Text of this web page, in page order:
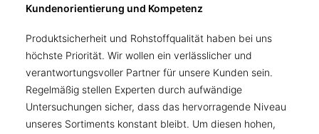
Kundenorientierung und Kompetenz
Produktsicherheit und Rohstoffqualität haben bei uns
höchste Priorität. Wir wollen ein verlässlicher und
verantwortungsvoller Partner für unsere Kunden sein.
Regelmäßig stellen Experten durch aufwändige
Untersuchungen sicher, dass das hervorragende Niveau
unseres Sortiments konstant bleibt. Um diesen hohen,